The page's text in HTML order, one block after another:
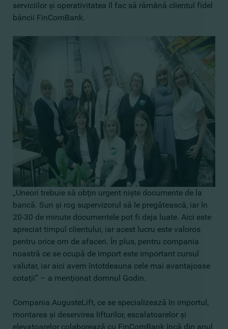
serviciilor şi operativitatea îl fac să rămână clientul fidel
băncii FinComBank.
„Uneori trebuie să obţin urgent nişte documente de la
bancă. Sun şi rog supervizorul să le pregătească, iar în
20-30 de minute documentele pot fi deja luate. Aici este
apreciat timpul clientului, iar acest lucru este valoros
pentru orice om de afaceri. În plus, pentru compania
noastră ce se ocupă de import este important cursul
valutar, iar aici avem întotdeauna cele mai avantajoase
cotaţii” – a menţionat domnul Godin.
Compania AugusteLift, ce se specializează în importul,
montarea şi deservirea lifturilor, escalatoarelor şi
elevatoarelor colaborează cu FinComBank încă din anul